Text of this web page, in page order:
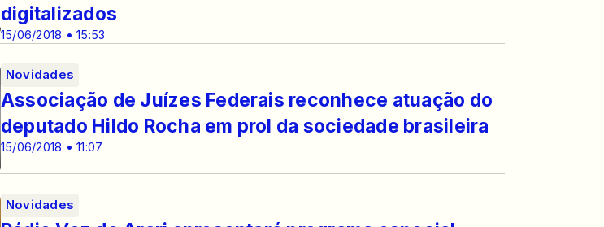
15/06/2018 • 15:53
digitalizados
Novidades
15/06/2018 • 11:07
Associação de Juízes Federais reconhece atuação do
deputado Hildo Rocha em prol da sociedade brasileira
Novidades